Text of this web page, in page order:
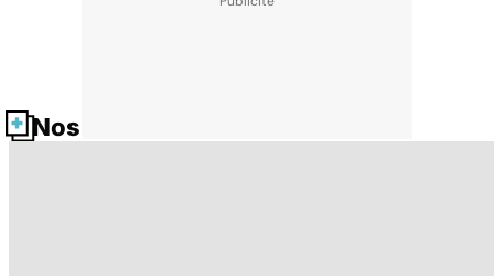
Nos fiches santé